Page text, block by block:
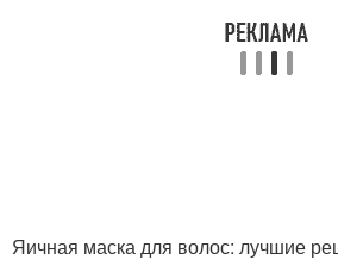
Яичная маска для волос: лучшие